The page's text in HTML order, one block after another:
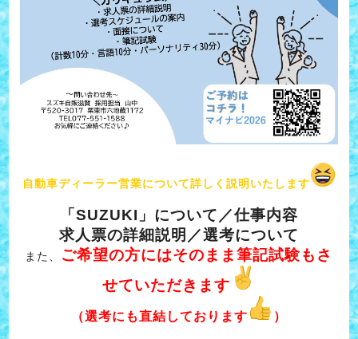
自動車ディーラー営業について詳しく説明いたします
「SUZUKI」について／仕事内容
求人票の詳細説明／選考について
また、 ご希望の方にはそのまま筆記試験もさ
せていただきます
（選考にも直結しております ）